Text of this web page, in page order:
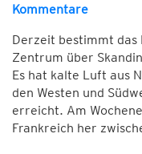
Kommentare
Derzeit bestimmt das
Zentrum über
Es hat kalte Luft aus
den Westen und
erreicht. Am
Frankreich her